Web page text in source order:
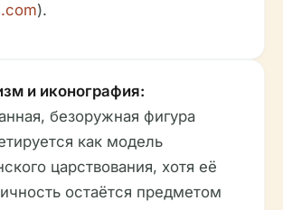
).
и иконография:
безоружная фигура
как модель
царствования, хотя её
остаётся предметом